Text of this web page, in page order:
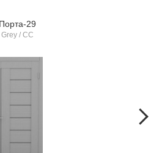
Порта-29
Grey / СС